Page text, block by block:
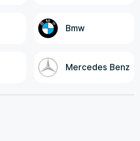
Bmw
Mercedes Benz